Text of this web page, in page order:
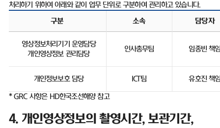
처리하기 위하여 아래와 같이 업무 단위로 구분하여 관리하고 있습니다.
구분 소속 담당자
영상정보처리기기 운영담당
개인영상정보 관리담당
인사총무팀 임종빈 책
개인정보보호 담당 ICT팀 유호진 책
* GRC 사항은HD한국조선해양 참고
4. 개인영상정보의 촬영시간, 보관기간,